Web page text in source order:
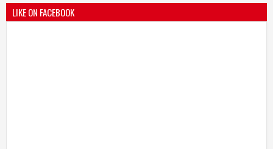
LIKE ON FACEBOOK